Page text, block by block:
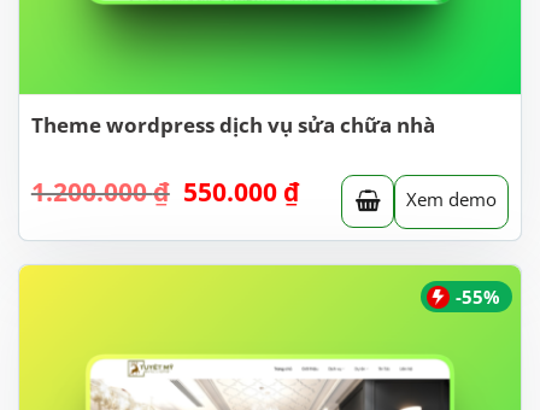
Theme wordpress dịch vụ sửa chữa nhà
1.200.000₫ Giá
là:
1.200.000 ₫.
550.000 ₫Giá
hiện
tại
là:
Xem demo
-55%